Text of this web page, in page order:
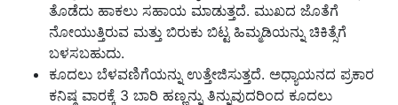
ತೊಡೆದು ಹಾಕಲು ಸಹಾಯ ಮಾಡುತ್ತದೆ. ಮುಖದ ಜೊತೆಗೆ
ನೋಯುತ್ತಿರುವ ಮತ್ತು ಬಿರುಕು ಬಿಟ್ಟ ಹಿಮ್ಮಡಿಯನ್ನು ಚಿಕಿತ್ಸೆಗೆ
ಬಳಸಬಹುದು.
ಕೂದಲು ಬೆಳವಣಿಗೆಯನ್ನು ಉತ್ತೇಜಿಸುತ್ತದೆ. ಅಧ್ಯಾಯನದ ಪ್ರಕಾರ
ಕನಿಷ್ಠ ವಾರಕ್ಕೆ 3 ಬಾರಿ ಹಣ್ಣನ್ನು ತಿನ್ನುವುದರಿಂದ ಕೂದಲು